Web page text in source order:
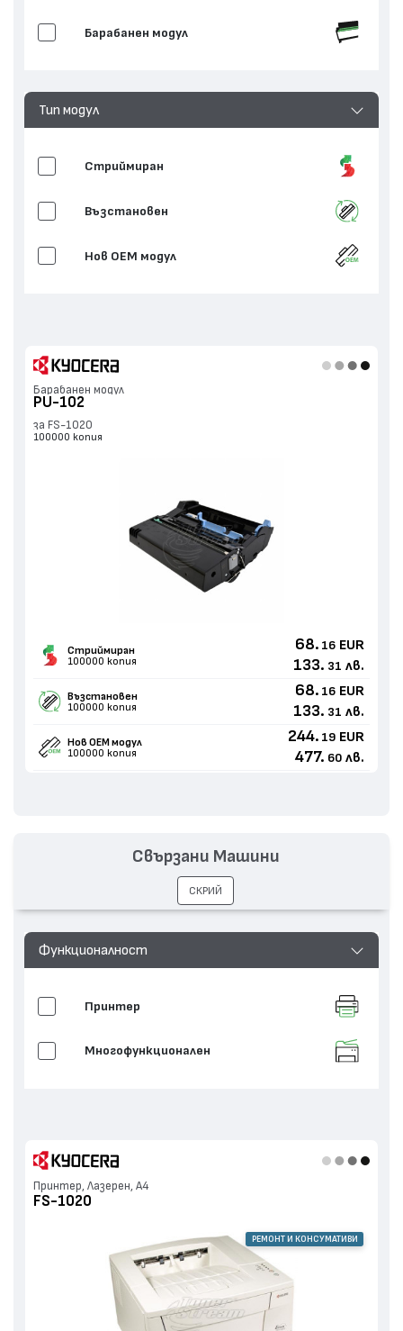
Барабанен модул
Тип модул
Стриймиран
Възстановен
Нов ОЕМ модул
Барабанен модул
PU-102
за FS-1020
100000 копия
Стриймиран
100000 копия
68. 16 EUR
133. 31 лв.
Възстановен
100000 копия
68. 16 EUR
133. 31 лв.
Нов ОЕМ модул
100000 копия
244. 19 EUR
477. 60 лв.
Функционалност
Принтер
Многофункционален
Принтер, Лазерен, А4
FS-1020
РЕМОНТ И КОНСУМАТИВИ
Свързани Машини
СКРИЙ